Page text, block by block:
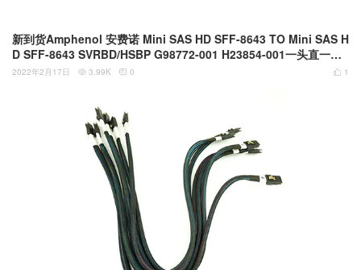
新到货Amphenol 安费诺 Mini SAS HD SFF-8643 TO Mini SAS H
D SFF-8643 SVRBD/HSBP G98772-001 H23854-001一头直一头
弯90度
 1
2022年2月17日  3.99K  0